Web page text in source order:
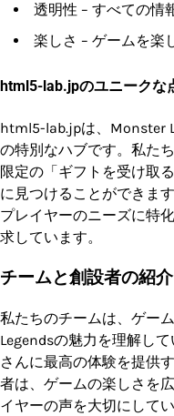
透明性 – すべての情
楽しさ – ゲームを楽
html5-lab.jpのユニークな
html5-lab.jpは、Monster
の特別なハブです。私た
限定の「ギフトを受け取
に見つけることができま
プレイヤーのニーズに特
求しています。
チームと創設者の紹介
私たちのチームは、ゲー
Legendsの魅力を理解し
さんに最高の体験を提供
者は、ゲームの楽しさを
イヤーの声を大切にしてい